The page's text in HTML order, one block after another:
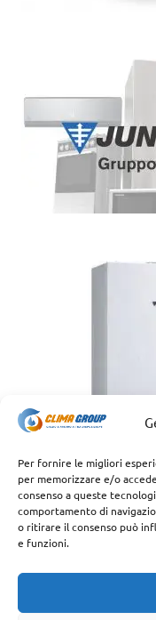
Per fornire le migliori
per memorizzare e/o
consenso a queste
comportamento di
o ritirare il consenso può
e funzioni.